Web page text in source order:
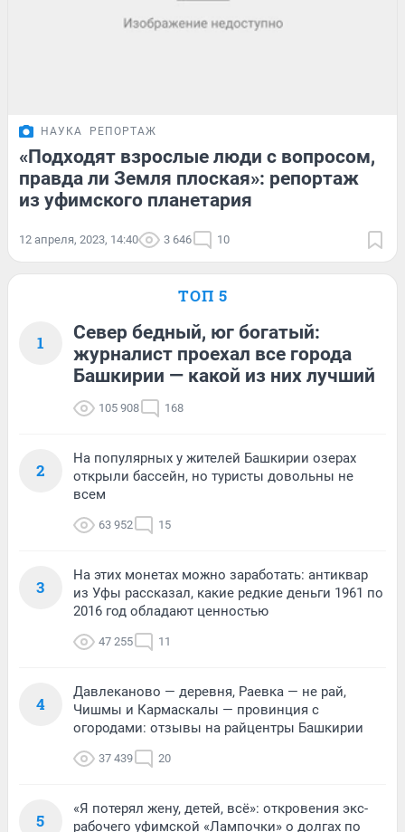
НАУКА РЕПОРТАЖ
«Подходят взрослые люди с вопросом,
правда ли Земля плоская»: репортаж
из уфимского планетария
12 апреля, 2023, 14:40 3 646 10
ТОП 5
1
Север бедный, юг богатый:
журналист проехал все города
Башкирии — какой из них лучший
105 908 168
2
На популярных у жителей Башкирии озерах
открыли бассейн, но туристы довольны не
всем
63 952 15
3
На этих монетах можно заработать: антиквар
из Уфы рассказал, какие редкие деньги 1961 по
2016 год обладают ценностью
47 255 11
4
Давлеканово — деревня, Раевка — не рай,
Чишмы и Кармаскалы — провинция с
огородами: отзывы на райцентры Башкирии
37 439 20
5
«Я потерял жену, детей, всё»: откровения экс-
рабочего уфимской «Лампочки» о долгах по